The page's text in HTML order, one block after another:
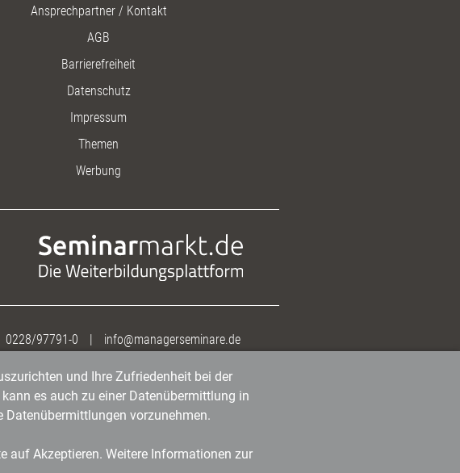
Ansprechpartner / Kontakt
AGB
Barrierefreiheit
Datenschutz
Impressum
Themen
Werbung
0228/97791-0 | info@managerseminare.de
und Ihre Zufriedenheit bei der
es auch zu einer Datenübermittlung in
Datenübermittlungen vorzunehmen.
auf Akzeptieren. Weitere Informationen zur